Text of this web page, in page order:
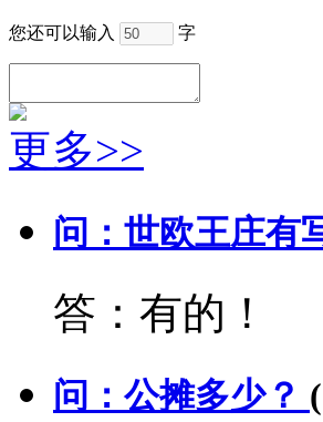
您还可以输入 字
更多>>
问：世欧王庄有
答：有的！
问：公摊多少？